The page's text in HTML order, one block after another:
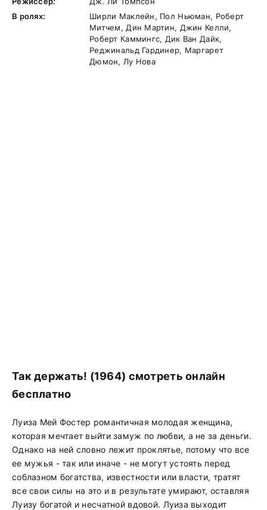
В ролях:
Ширли Маклейн, Пол Ньюман, Роберт
Митчем, Дин Мартин, Джин Келли,
Роберт Каммингс, Дик Ван Дайк,
Реджинальд Гардинер, Маргарет
Дюмон, Лу Нова
Так держать! (1964) смотреть онлайн
бесплатно
Луиза Мей Фостер романтичная молодая женщина,
которая мечтает выйти замуж по любви, а не за деньги.
Однако на ней словно лежит проклятье, потому что все
ее мужья - так или иначе - не могут устоять перед
соблазном богатства, известности или власти, тратят
все свои силы на это и в результате умирают, оставляя
Луизу богатой и несчатной вдовой. Луиза выходит